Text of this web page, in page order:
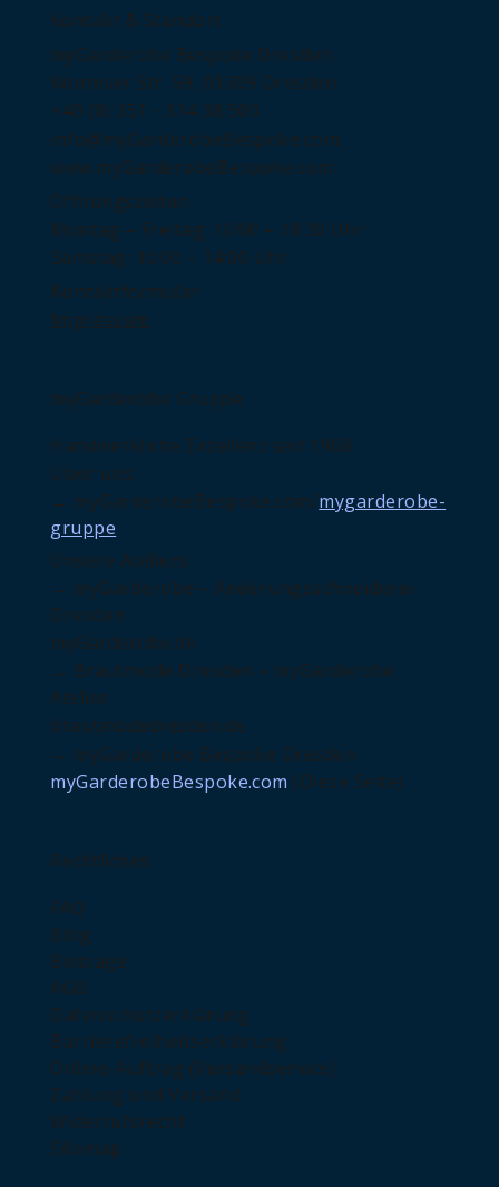
Kontakt & Standort
myGarderobe Bespoke Dresden
Wormser Str. 59, 01309 Dresden
+49 (0) 351 - 314 38 500
info@myGarderobeBespoke.com
www.myGarderobeBespoke.com
Öffnungszeiten
Montag – Freitag: 10:00 – 18:30 Uhr
Samstag: 10:00 – 14:00 Uhr
Kontaktformular
Impressum
myGarderobe Gruppe
Handwerkliche Exzellenz seit 1968
Über uns:
→ myGarderobeBespoke.com/mygarderobe-
gruppe
Unsere Ateliers:
→ myGarderobe – Änderungsschneiderei
Dresden
myGarderobe.de
→ Brautmode Dresden – myGarderobe
Atelier
brautmodedresden.de
→ myGarderobe Bespoke Dresden
myGarderobeBespoke.com (Diese Seite)
Rechtliches
FAQ
Blog
Beiträge
AGB
Datenschutzerklärung
Barrierefreiheitserklärung
Online-Auftrag (Versandservice)
Zahlung und Versand
Widerrufsrecht
Sitemap